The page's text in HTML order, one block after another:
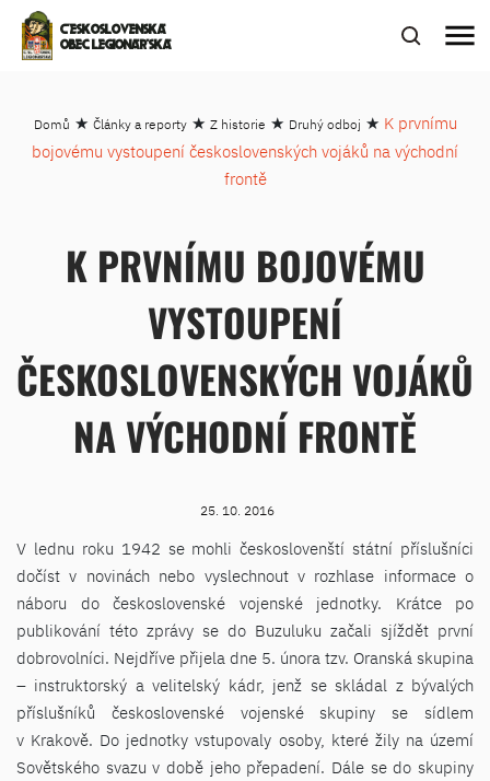
ČESKOSLOVENSKÁ
OBEC LEGIONÁŘSKÁ
menu
Domů ★ Články a reporty★ Z historie ★ Druhý odboj ★ K prvnímu
bojovému vystoupení československých vojáků na východní
frontě
K PRVNÍMU BOJOVÉMU
VYSTOUPENÍ
ČESKOSLOVENSKÝCH VOJÁKŮ
NA VÝCHODNÍ FRONTĚ
25. 10. 2016
V lednu roku 1942 se mohli českoslovenští státní příslušníci
dočíst v novinách nebo vyslechnout v rozhlase informace o
náboru do československé vojenské jednotky. Krátce po
publikování této zprávy se do Buzuluku začali sjíždět první
dobrovolníci. Nejdříve přijela dne 5. února tzv. Oranská skupina
– instruktorský a velitelský kádr, jenž se skládal z bývalých
příslušníků československé vojenské skupiny se sídlem
v Krakově. Do jednotky vstupovaly osoby, které žily na území
Sovětského svazu v době jeho přepadení. Dále se do skupiny